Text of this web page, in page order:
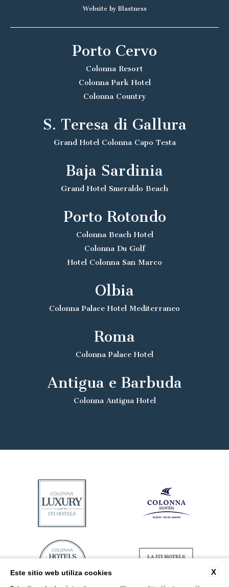
Website by Blastness
Porto Cervo
Colonna Resort
Colonna Park Hotel
Colonna Country
S. Teresa di Gallura
Grand Hotel Colonna Capo Testa
Baja Sardinia
Grand Hotel Smeraldo Beach
Porto Rotondo
Colonna Beach Hotel
Colonna Du Golf
Hotel Colonna San Marco
Olbia
Colonna Palace Hotel Mediterraneo
Roma
Colonna Palace Hotel
Antigua e Barbuda
Colonna Antigua Hotel
X
Este sitio web utiliza cookies